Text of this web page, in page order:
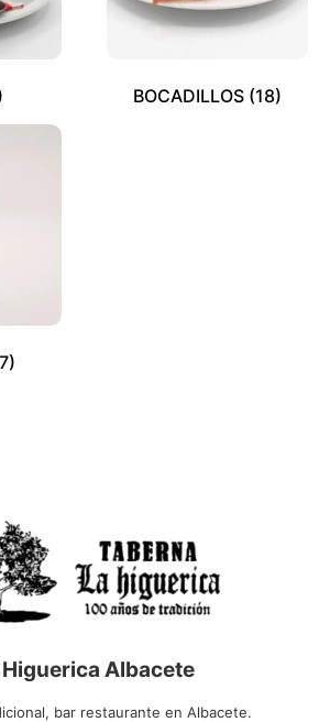
BOCADILLOS (18)
Higuerica Albacete
bar restaurante en Albacete.